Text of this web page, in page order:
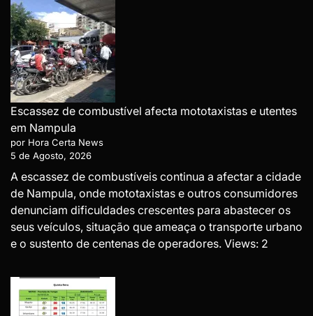
Escassez de combustível afecta mototaxistas e utentes
em Nampula
por Hora Certa News
5 de Agosto, 2026
A escassez de combustíveis continua a afectar a cidade
de Nampula, onde mototaxistas e outros consumidores
denunciam dificuldades crescentes para abastecer os
seus veículos, situação que ameaça o transporte urbano
e o sustento de centenas de operadores. Views: 2